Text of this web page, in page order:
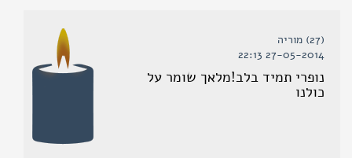
(27) מוריה
27-05-2014 22:13
נופרי תמיד בלב!מלאך שומר על
כולנו